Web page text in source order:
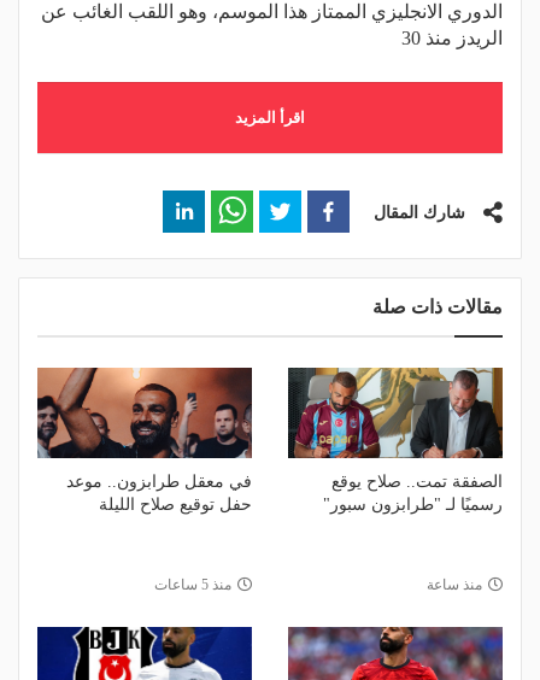
الدوري الانجليزي الممتاز هذا الموسم، وهو اللقب الغائب عن
الريدز منذ 30
اقرأ المزيد
شارك المقال
مقالات ذات صلة
الصفقة تمت.. صلاح يوقع
رسميًا لـ "طرابزون سبور"
منذ ساعة
في معقل طرابزون.. موعد
حفل توقيع صلاح الليلة
منذ 5 ساعات